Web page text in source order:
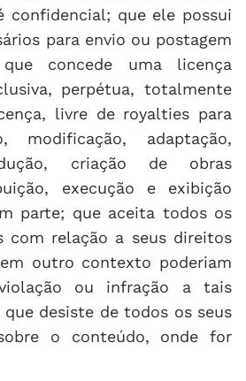
confidencial; que ele possui
para envio ou postagem
concede uma licença
perpétua, totalmente
livre de royalties para
modificação, adaptação,
criação de obras
execução e exibição
parte; que aceita todos os
com relação a seus direitos
outro contexto poderiam
ou infração a tais
desiste de todos os seus
o conteúdo, onde for